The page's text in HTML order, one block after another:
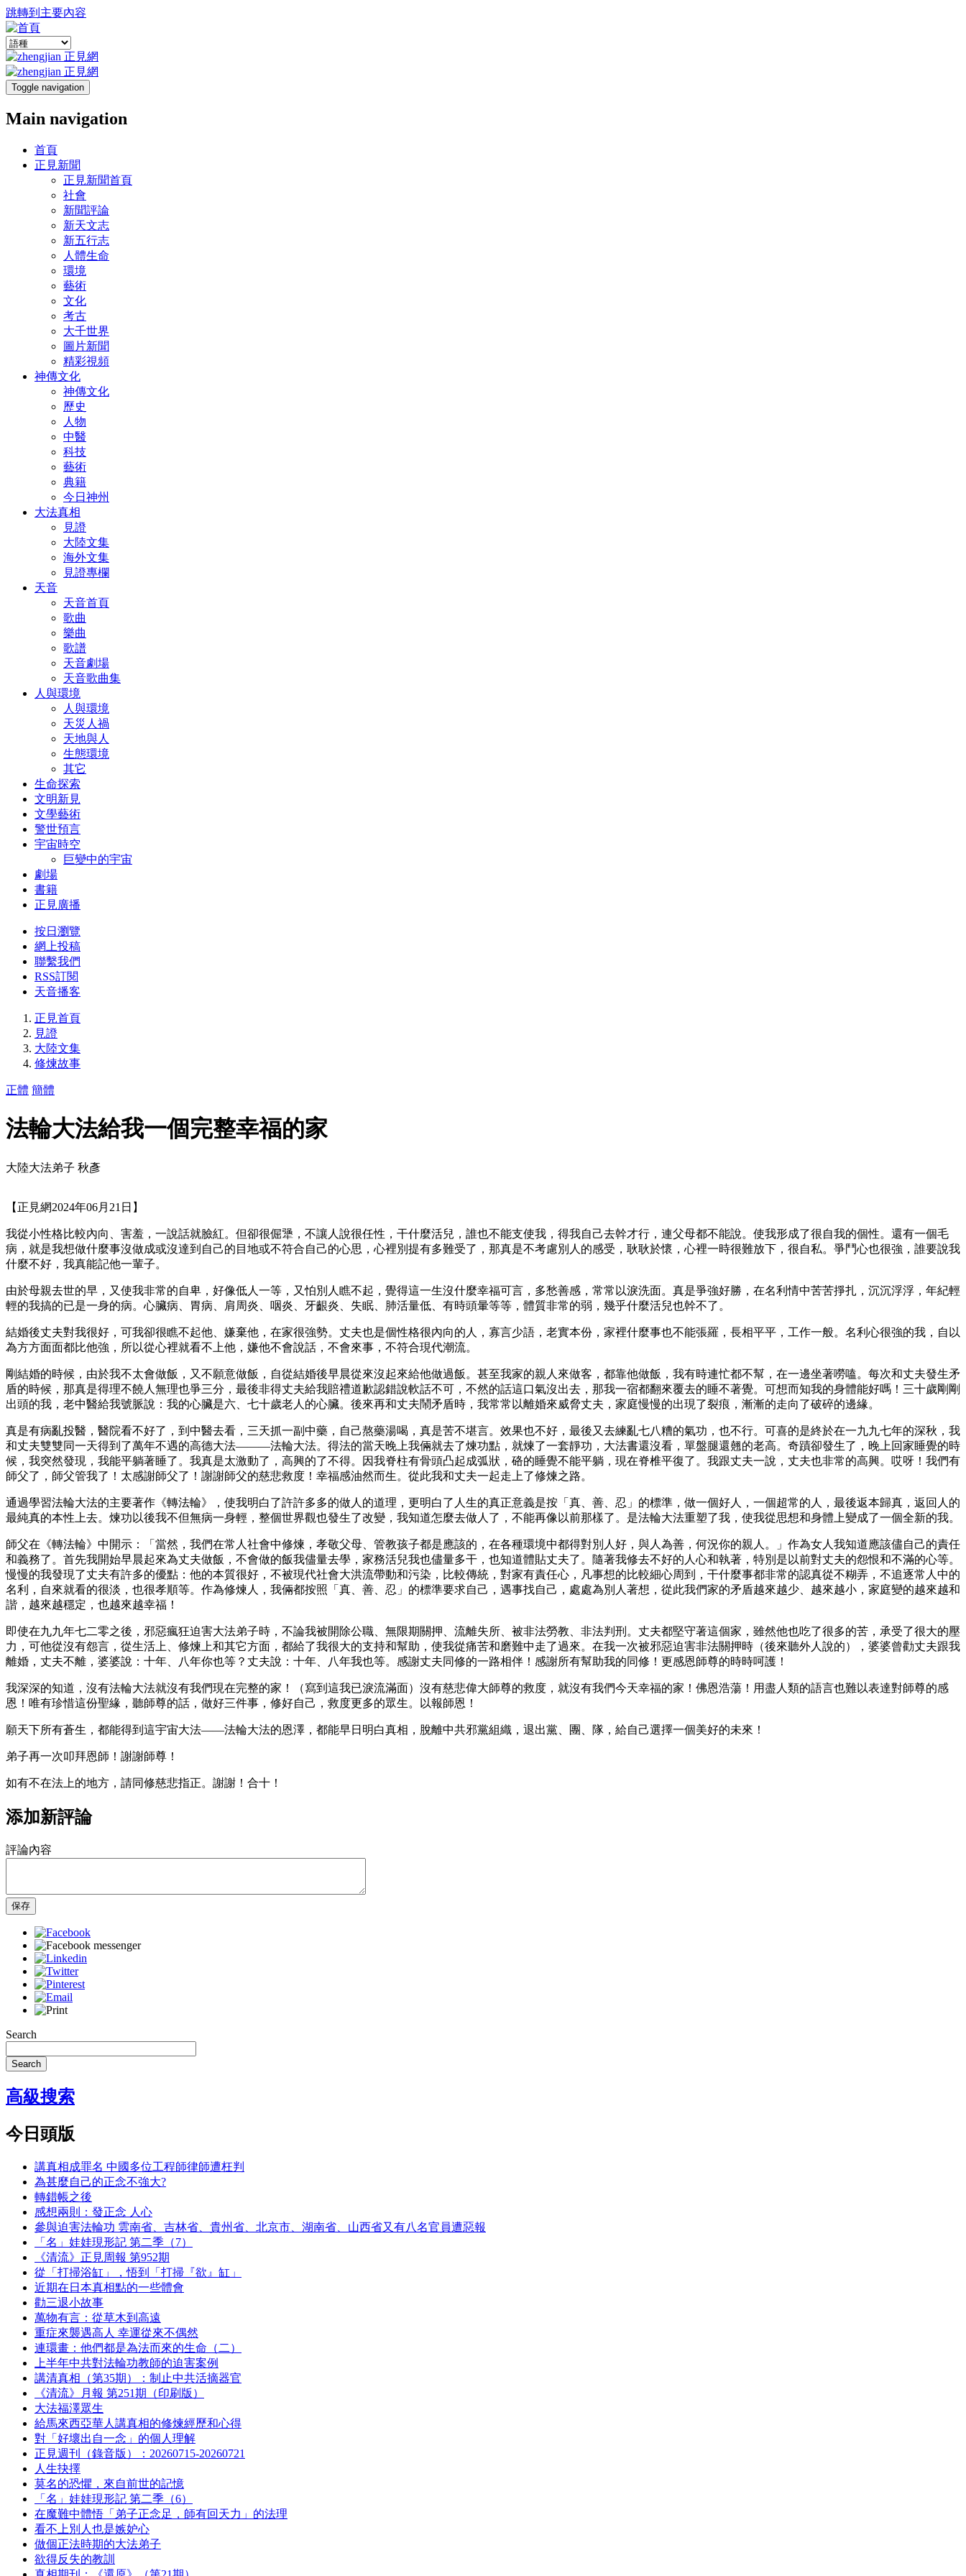
跳轉到主要內容
Toggle navigation
Main navigation
首頁
正見新聞
正見新聞首頁
社會
新聞評論
新天文志
新五行志
人體生命
環境
藝術
文化
考古
大千世界
圖片新聞
精彩視頻
神傳文化
神傳文化
歷史
人物
中醫
科技
藝術
典籍
今日神州
大法真相
見證
大陸文集
海外文集
見證專欄
天音
天音首頁
歌曲
樂曲
歌譜
天音劇場
天音歌曲集
人與環境
人與環境
天災人禍
天地與人
生態環境
其它
生命探索
文明新見
文學藝術
警世預言
宇宙時空
巨變中的宇宙
劇場
書籍
正見廣播
按日瀏覽
網上投稿
聯繫我們
RSS訂閱
天音播客
正見首頁
見證
大陸文集
修煉故事
正體 簡體
法輪大法給我一個完整幸福的家
大陸大法弟子 秋彥
【正見網2024年06月21日】
我從小性格比較內向、害羞，一說話就臉紅。但卻很倔犟，不讓人說很任性，干什麼活兒，誰也不能支使我，得我自己去幹才行，連父母都不能說。使我形成了很自我的個性。還有一個毛
病，就是我想做什麼事沒做成或沒達到自己的目地或不符合自己的心思，心裡別提有多難受了，那真是不考慮別人的感受，耿耿於懷，心裡一時很難放下，很自私。爭鬥心也很強，誰要說我
什麼不好，我真能記他一輩子。
由於母親去世的早，又使我非常的自卑，好像低人一等，又怕別人瞧不起，覺得這一生沒什麼幸福可言，多愁善感，常常以淚洗面。真是爭強好勝，在名利情中苦苦掙扎，沉沉浮浮，年紀輕
輕的我搞的已是一身的病。心臟病、胃病、肩周炎、咽炎、牙齦炎、失眠、肺活量低、有時頭暈等等，體質非常的弱，幾乎什麼活兒也幹不了。
結婚後丈夫對我很好，可我卻很瞧不起他、嫌棄他，在家很強勢。丈夫也是個性格很內向的人，寡言少語，老實本份，家裡什麼事也不能張羅，長相平平，工作一般。名利心很強的我，自以
為方方面面都比他強，所以從心裡就看不上他，嫌他不會說話，不會來事，不符合現代潮流。
剛結婚的時候，由於我不太會做飯，又不願意做飯，自從結婚後早晨從來沒起來給他做過飯。甚至我家的親人來做客，都靠他做飯，我有時連忙都不幫，在一邊坐著嘮嗑。每次和丈夫發生矛
盾的時候，那真是得理不饒人無理也爭三分，最後非得丈夫給我賠禮道歉認錯說軟話不可，不然的話這口氣沒出去，那我一宿都翻來覆去的睡不著覺。可想而知我的身體能好嗎！三十歲剛剛
出頭的我，老中醫給我號脈說：我的心臟是六、七十歲老人的心臟。後來再和丈夫鬧矛盾時，我常常以離婚來威脅丈夫，家庭慢慢的出現了裂痕，漸漸的走向了破碎的邊緣。
真是有病亂投醫，醫院看不好了，到中醫去看，三天抓一副中藥，自己熬藥湯喝，真是苦不堪言。效果也不好，最後又去練亂七八糟的氣功，也不行。可喜的是終於在一九九七年的深秋，我
和丈夫雙雙同一天得到了萬年不遇的高德大法———法輪大法。得法的當天晚上我倆就去了煉功點，就煉了一套靜功，大法書還沒看，單盤腿還翹的老高。奇蹟卻發生了，晚上回家睡覺的時
候，我突然發現，我能平躺著睡了。我真是太激動了，高興的了不得。因我脊柱有骨頭凸起成弧狀，硌的睡覺不能平躺，現在脊椎平復了。我跟丈夫一說，丈夫也非常的高興。哎呀！我們有
師父了，師父管我了！太感謝師父了！謝謝師父的慈悲救度！幸福感油然而生。從此我和丈夫一起走上了修煉之路。
通過學習法輪大法的主要著作《轉法輪》，使我明白了許許多多的做人的道理，更明白了人生的真正意義是按「真、善、忍」的標準，做一個好人，一個超常的人，最後返本歸真，返回人的
最純真的本性上去。煉功以後我不但無病一身輕，整個世界觀也發生了改變，我知道怎麼去做人了，不能再像以前那樣了。是法輪大法重塑了我，使我從思想和身體上變成了一個全新的我。
師父在《轉法輪》中開示：「當然，我們在常人社會中修煉，孝敬父母、管教孩子都是應該的，在各種環境中都得對別人好，與人為善，何況你的親人。」作為女人我知道應該儘自己的責任
和義務了。首先我開始早晨起來為丈夫做飯，不會做的飯我儘量去學，家務活兒我也儘量多干，也知道體貼丈夫了。隨著我修去不好的人心和執著，特別是以前對丈夫的怨恨和不滿的心等。
慢慢的我發現了丈夫有許多的優點：他的本質很好，不被現代社會大洪流帶動和污染，比較傳統，對家有責任心，凡事想的比較細心周到，干什麼事都非常的認真從不糊弄，不追逐常人中的
名利，自來就看的很淡，也很孝順等。作為修煉人，我倆都按照「真、善、忍」的標準要求自己，遇事找自己，處處為別人著想，從此我們家的矛盾越來越少、越來越小，家庭變的越來越和
諧，越來越穩定，也越來越幸福！
即使在九九年七二零之後，邪惡瘋狂迫害大法弟子時，不論我被開除公職、無限期關押、流離失所、被非法勞教、非法判刑。丈夫都堅守著這個家，雖然他也吃了很多的苦，承受了很大的壓
力，可他從沒有怨言，從生活上、修煉上和其它方面，都給了我很大的支持和幫助，使我從痛苦和磨難中走了過來。在我一次被邪惡迫害非法關押時（後來聽外人說的），婆婆曾勸丈夫跟我
離婚，丈夫不離，婆婆說：十年、八年你也等？丈夫說：十年、八年我也等。感謝丈夫同修的一路相伴！感謝所有幫助我的同修！更感恩師尊的時時呵護！
我深深的知道，沒有法輪大法就沒有我們現在完整的家！（寫到這我已淚流滿面）沒有慈悲偉大師尊的救度，就沒有我們今天幸福的家！佛恩浩蕩！用盡人類的語言也難以表達對師尊的感
恩！唯有珍惜這份聖緣，聽師尊的話，做好三件事，修好自己，救度更多的眾生。以報師恩！
願天下所有蒼生，都能得到這宇宙大法——法輪大法的恩澤，都能早日明白真相，脫離中共邪黨組織，退出黨、團、隊，給自己選擇一個美好的未來！
弟子再一次叩拜恩師！謝謝師尊！
如有不在法上的地方，請同修慈悲指正。謝謝！合十！
添加新評論
評論內容
保存
Search
Search
高級搜索
今日頭版
講真相成罪名 中國多位工程師律師遭枉判
為甚麼自己的正念不強大?
轉錯帳之後
感想兩則：發正念 人心
參與迫害法輪功 雲南省、吉林省、貴州省、北京市、湖南省、山西省又有八名官員遭惡報
「名」娃娃現形記 第二季（7）
《清流》正見周報 第952期
從「打掃浴缸」，悟到「打掃『欲』缸」
近期在日本真相點的一些體會
勸三退小故事
萬物有言：從草木到高遠
重症來襲遇高人 幸運從來不偶然
連環畫：他們都是為法而來的生命（二）
上半年中共對法輪功教師的迫害案例
講清真相（第35期）：制止中共活摘器官
《清流》月報 第251期（印刷版）
大法福澤眾生
給馬來西亞華人講真相的修煉經歷和心得
對「好壞出自一念」的個人理解
正見週刊（錄音版）：20260715-20260721
人生抉擇
莫名的恐懼，來自前世的記憶
「名」娃娃現形記 第二季（6）
在魔難中體悟「弟子正念足，師有回天力」的法理
看不上別人也是嫉妒心
做個正法時期的大法弟子
欲得反失的教訓